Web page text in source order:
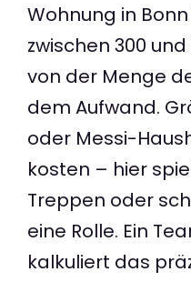
Wohnung in
zwischen 300
von der Menge
dem Aufwand.
oder Messi-
kosten – hier
Treppen oder
eine Rolle. Ein
kalkuliert das